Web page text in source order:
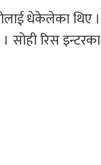
धेकेलेका थिए ।
रिस इन्टरका